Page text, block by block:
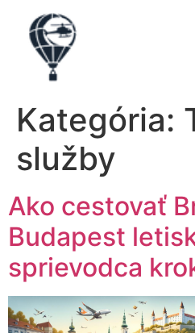
Kategória:
služby
Ako cestovať
Budapest
sprievodca